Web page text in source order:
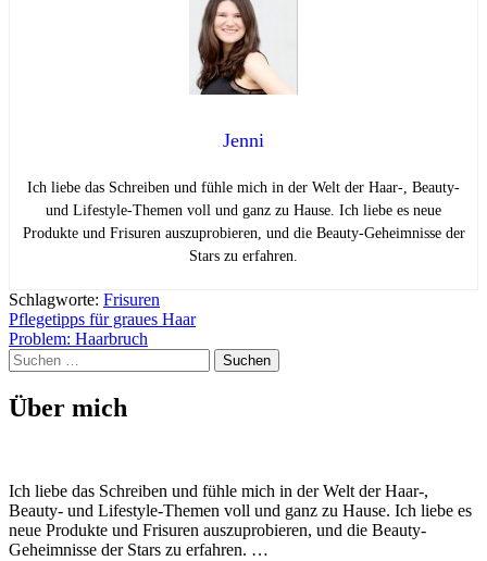
Jenni
Ich liebe das Schreiben und fühle mich in der Welt der Haar-, Beauty-
und Lifestyle-Themen voll und ganz zu Hause. Ich liebe es neue
Produkte und Frisuren auszuprobieren, und die Beauty-Geheimnisse der
Stars zu erfahren.
Schlagworte: Frisuren
Beitragsnavigation
Pflegetipps für graues Haar
Problem: Haarbruch
Suchen
nach:
Über mich
Ich liebe das Schreiben und fühle mich in der Welt der Haar-,
Beauty- und Lifestyle-Themen voll und ganz zu Hause. Ich liebe es
neue Produkte und Frisuren auszuprobieren, und die Beauty-
Geheimnisse der Stars zu erfahren. …